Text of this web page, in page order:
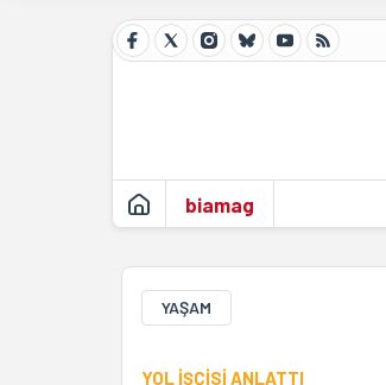
biamag
YAŞAM
YOL İŞÇİSİ ANLATTI